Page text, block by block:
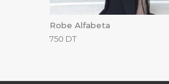
Robe Alfabeta
750 DT